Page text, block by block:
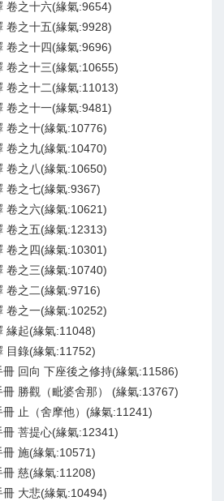
卷之十六(緣氣:9654)
卷之十五(緣氣:9928)
卷之十四(緣氣:9696)
卷之十三(緣氣:10655)
卷之十二(緣氣:11013)
卷之十一(緣氣:9481)
卷之十(緣氣:10776)
卷之九(緣氣:10470)
卷之八(緣氣:10650)
卷之七(緣氣:9367)
卷之六(緣氣:10621)
卷之五(緣氣:12313)
卷之四(緣氣:10301)
卷之三(緣氣:10740)
卷之二(緣氣:9716)
卷之一(緣氣:10252)
緣起(緣氣:11048)
目錄(緣氣:11752)
回向 下座後之修持(緣氣:11586)
勝觀（毗婆舍那） (緣氣:13767)
止（舍摩他）(緣氣:11241)
菩提心(緣氣:12341)
施(緣氣:10571)
慈(緣氣:11208)
大悲(緣氣:10494)